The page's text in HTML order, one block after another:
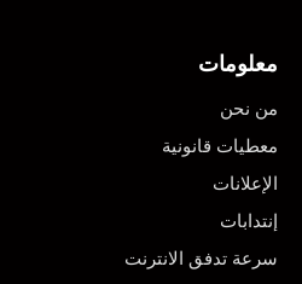
معلومات
من نحن
معطيات قانونية
الإعلانات
إنتدابات
سرعة تدفق الانترنت